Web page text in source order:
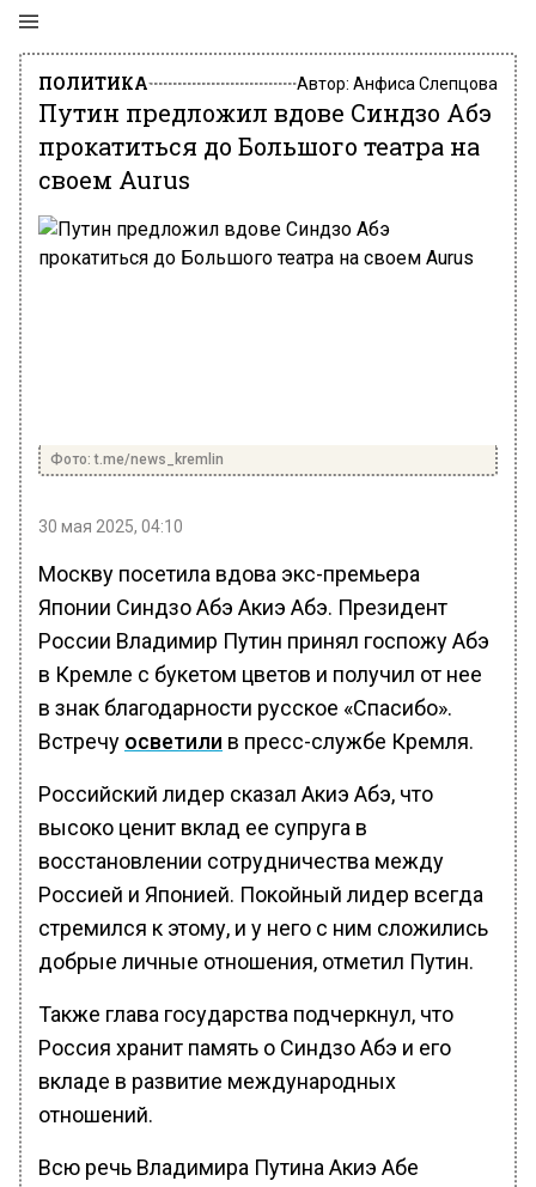
ПОЛИТИКА Автор: Анфиса Слепцова
Путин предложил вдове Синдзо Абэ
прокатиться до Большого театра на
своем Aurus
Фото: t.me/news_kremlin
30 мая 2025, 04:10
Москву посетила вдова экс-премьера
Японии Синдзо Абэ Акиэ Абэ. Президент
России Владимир Путин принял госпожу Абэ
в Кремле с букетом цветов и получил от нее
в знак благодарности русское «Спасибо».
Встречу осветили в пресс-службе Кремля.
Российский лидер сказал Акиэ Абэ, что
высоко ценит вклад ее супруга в
восстановлении сотрудничества между
Россией и Японией. Покойный лидер всегда
стремился к этому, и у него с ним сложились
добрые личные отношения, отметил Путин.
Также глава государства подчеркнул, что
Россия хранит память о Синдзо Абэ и его
вкладе в развитие международных
отношений.
Всю речь Владимира Путина Акиэ Абе